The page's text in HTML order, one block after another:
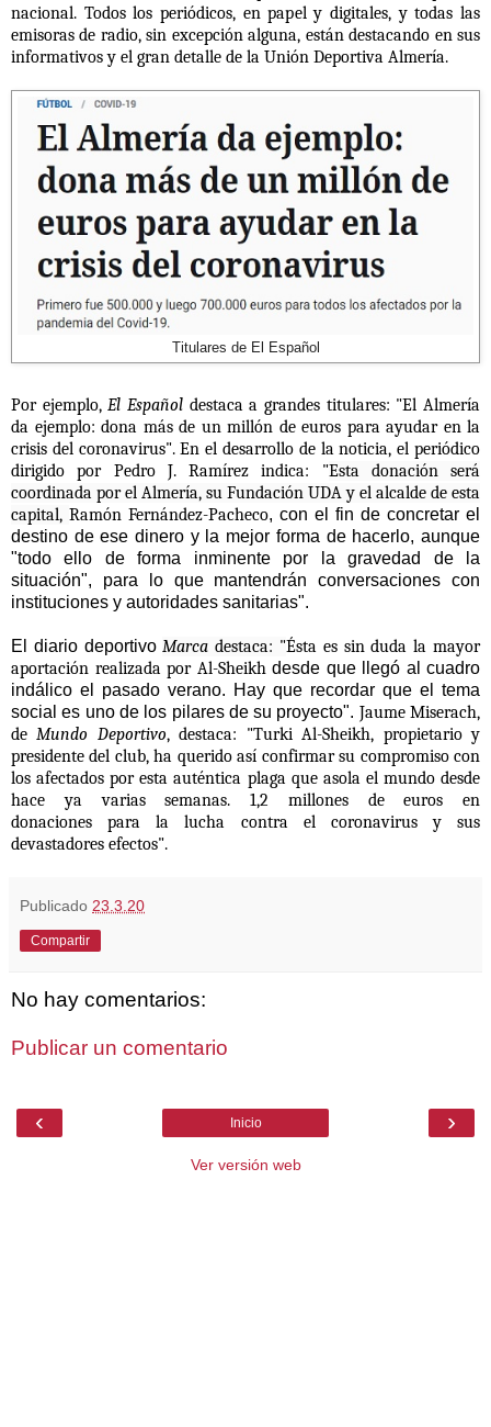
nacional. Todos los periódicos, en papel y digitales, y todas las
emisoras de radio, sin excepción alguna, están destacando en sus
informativos y el gran detalle de la Unión Deportiva Almería.
Titulares de El Español
Por ejemplo,El Español destaca a grandes titulares: "El Almería
da ejemplo: dona más de un millón de euros para ayudar en la
crisis del coronavirus". En el desarrollo de la noticia, el periódico
dirigido por Pedro J. Ramírez indica: "Esta donación será
coordinada por el Almería, su Fundación UDA y el alcalde de esta
capital, Ramón Fernández-Pacheco, con el fin de concretar el
destino de ese dinero y la mejor forma de hacerlo, aunque
"todo ello de forma inminente por la gravedad de la
situación", para lo que mantendrán conversaciones con
instituciones y autoridades sanitarias".
El diario deportivo Marca destaca: "Ésta es sin duda la mayor
aportación realizada por Al-Sheikh desde que llegó al cuadro
indálico el pasado verano. Hay que recordar que el tema
social es uno de los pilares de su proyecto". Jaume Miserach,
deMundo Deportivo, destaca: "Turki Al-Sheikh, propietario y
presidente del club, ha querido así confirmar su compromiso con
los afectados por esta auténtica plaga que asola el mundo desde
hace ya varias semanas. 1,2 millones de euros en
donacionespara la lucha contra el coronavirus y sus
devastadores efectos".
Publicado 23.3.20
Compartir
No hay comentarios:
Publicar un comentario
‹ ›
Inicio
Ver versión web